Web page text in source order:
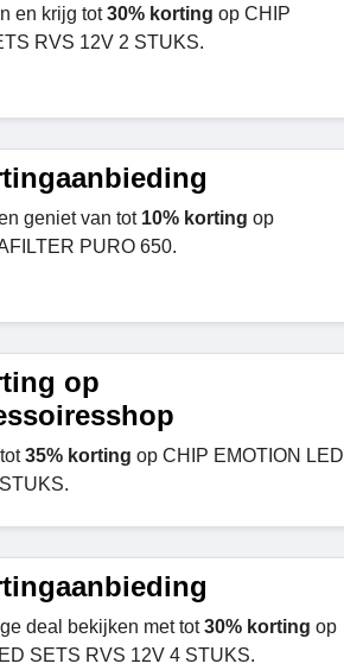
en krijg tot30% korting op CHIP
RVS 12V 2 STUKS.
geniet van tot 10% korting op
PURO 650.
op
35% korting op CHIP EMOTION LED
deal bekijken met tot30% korting op
SETS RVS 12V 4 STUKS.